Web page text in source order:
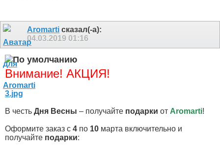
Aromarti сказал(-а):
04.03.2019 01:16
Внимание! АКЦИЯ!
3.jpg
В честь Дня Весны – получайте подарки от Aromarti!
Оформите заказ с 4 по 10 марта включительно и
получайте подарки: